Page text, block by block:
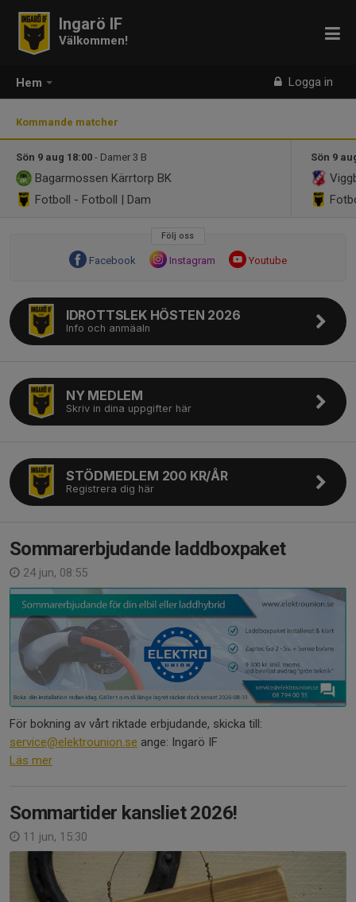
Hem Logga in
Ingarö IF
Välkommen!
Kommande matcher
Sön 9 aug 18:00 - Damer 3 B
Bagarmossen Kärrtorp BK
Fotboll - Fotboll | Dam
Sön 9
Följ oss
Facebook Instagram Youtube
IDROTTSLEK HÖSTEN 2026
Info och anmäaln
NY MEDLEM
Skriv in dina uppgifter här
STÖDMEDLEM 200 KR/ÅR
Registrera dig här
Sommarerbjudande laddboxpaket
24 jun, 08:55
För bokning av vårt riktade erbjudande, skicka till:
service@elektrounion.se ange: Ingarö IF
Läs mer
Sommartider kansliet 2026!
11 jun, 15:30